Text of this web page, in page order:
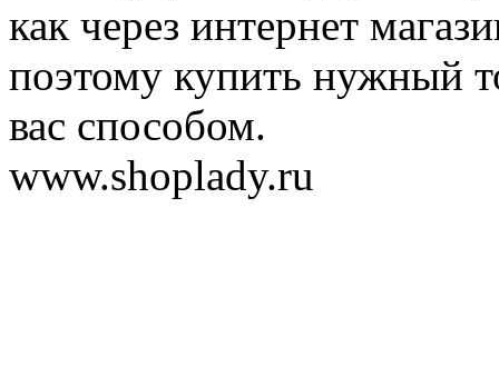
как через интернет
поэтому купить нужный
вас способом.
www.shoplady.ru